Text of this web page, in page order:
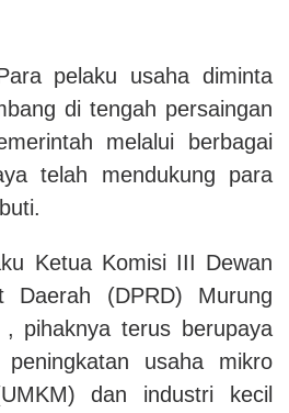
pelaku usaha diminta
di tengah persaingan
melalui berbagai
telah mendukung para
Ketua Komisi III Dewan
Daerah (DPRD) Murung
, pihaknya terus berupaya
usaha mikro
dan industri kecil